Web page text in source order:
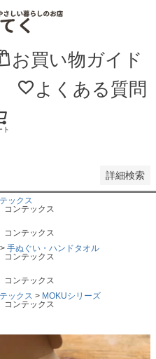
お買い物ガイド
よくある質問
ト
詳細検索
ックス
コンテックス
コンテックス
手ぬぐい・ハンドタオル
コンテックス
コンテックス
ックス
MOKUシリーズ
コンテックス